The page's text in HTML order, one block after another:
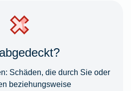
Schäden, die durch Sie oder
beziehungsweise